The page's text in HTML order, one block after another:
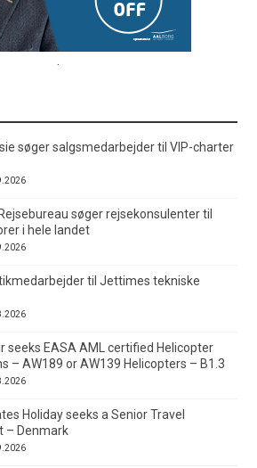
søger salgsmedarbejder til VIP-charter
søger rejsekonsulenter til
i hele landet
til Jettimes tekniske
seeks EASA AML certified Helicopter
– AW189 or AW139 Helicopters – B1.3
Holiday seeks a Senior Travel
– Denmark